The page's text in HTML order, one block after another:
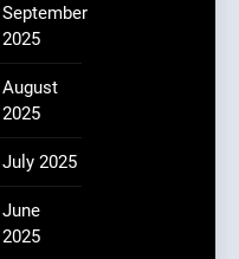
September
2025
August
2025
July 2025
June
2025